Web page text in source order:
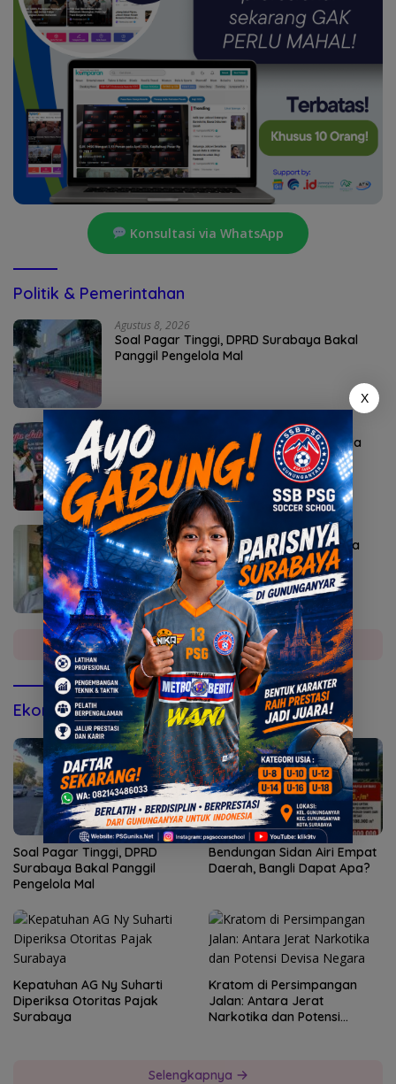
Konsultasi via WhatsApp
Politik & Pemerintahan
Agustus 8, 2026
Soal Pagar Tinggi, DPRD Surabaya Bakal
Panggil Pengelola Mal
Agustus 7, 2026
Bunda Genre Mojokerto Ingatkan Remaja
Bahaya Rokok
Agustus 6, 2026
Sekda Karangasem I Ketut Sedana Merta
Diperiksa Kejari
Selengkapnya
Ekonomi & Bisnis
Soal Pagar Tinggi, DPRD
Surabaya Bakal Panggil
Pengelola Mal
Bendungan Sidan Airi Empat
Daerah, Bangli Dapat Apa?
Kepatuhan AG Ny Suharti
Diperiksa Otoritas Pajak
Surabaya
Kratom di Persimpangan
Jalan: Antara Jerat
Narkotika dan Potensi
Selengkapnya
X